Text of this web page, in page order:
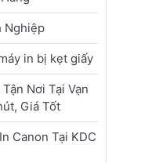
Nghiệp
in bị kẹt giấy
Nơi Tại Vạn
Giá Tốt
Canon Tại KDC